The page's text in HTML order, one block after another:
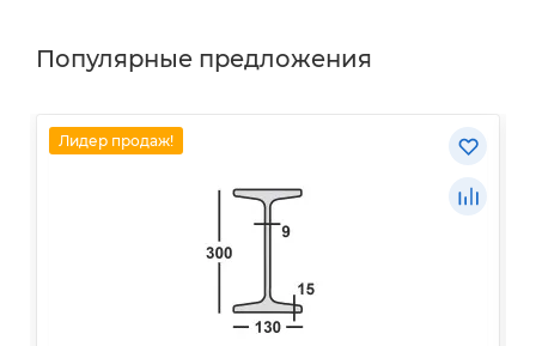
Популярные предложения
Лидер продаж!